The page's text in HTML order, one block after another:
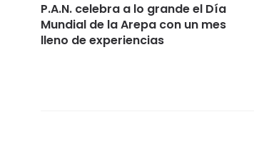
P.A.N. celebra a lo grande el Día
Mundial de la Arepa con un mes
lleno de experiencias